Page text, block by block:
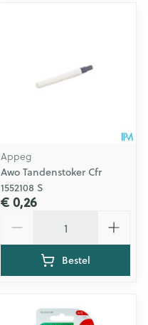
Appeg
Awo Tandenstoker Cfr
1552108 S
€ 0,26
Bestel